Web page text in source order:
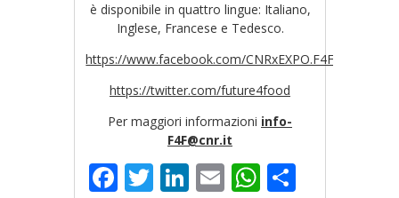
è disponibile in quattro lingue: Italiano,
Inglese, Francese e Tedesco.
https://www.facebook.com/CNRxEXPO.F4F
https://twitter.com/future4food
Per maggiori informazioni info-
F4F@cnr.it
Facebook
Twitter
LinkedIn
EmailWhatsApp